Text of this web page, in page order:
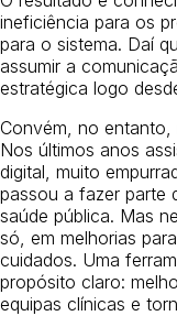
ineficiência para os
para o sistema. Daí
assumir a
estratégica logo
Convém, no entanto,
Nos últimos anos
digital, muito
passou a fazer parte
saúde pública. Mas
só, em melhorias
cuidados. Uma
propósito claro:
equipas clínicas e